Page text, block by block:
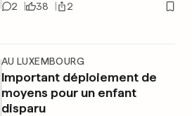
2 38 2
AU LUXEMBOURG
Important déploiement de
moyens pour un enfant
disparu